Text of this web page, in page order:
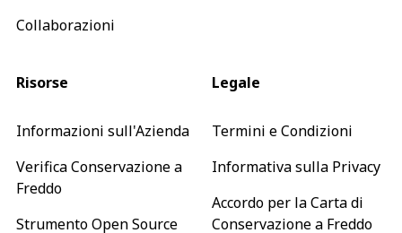
Collaborazioni
Risorse
Informazioni sull'Azienda
Verifica Conservazione a
Freddo
Strumento Open Source
Legale
Termini e Condizioni
Informativa sulla Privacy
Accordo per la Carta di
Conservazione a Freddo